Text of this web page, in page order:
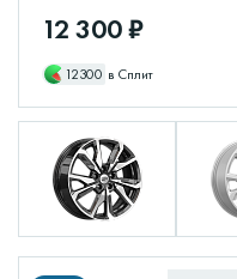
12 300 ₽
12300 в Сплит